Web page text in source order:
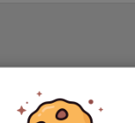
Ingen uppställning ifylld